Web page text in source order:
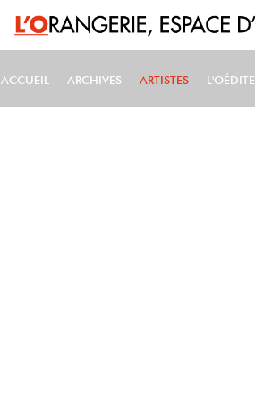
MAIN NAVIGATION
ACCUEIL ARCHIVES ARTISTES L'OÉDITE